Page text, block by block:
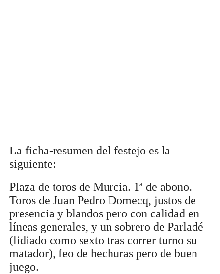
La ficha-resumen del festejo es la
siguiente:
Plaza de toros de Murcia. 1ª de abono.
Toros de Juan Pedro Domecq, justos de
presencia y blandos pero con calidad en
líneas generales, y un sobrero de Parladé
(lidiado como sexto tras correr turno su
matador), feo de hechuras pero de buen
juego.